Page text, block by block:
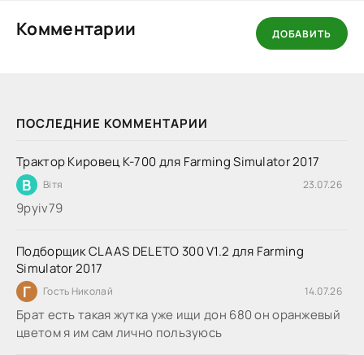
ПОСЛЕДНИЕ КОММЕНТАРИИ
Трактор Кировец К-700 для Farming Simulator 2017
В Вітя 23.07.26
9руіv79
Подборщик CLAAS DELETO 300 V1.2 для Farming
Simulator 2017
Г Гость Николай 14.07.26
Брат есть такая жутка уже ищи дон 680 он оранжевый
цветом я им сам лично пользуюсь
Комментарии ДОБАВИТЬ